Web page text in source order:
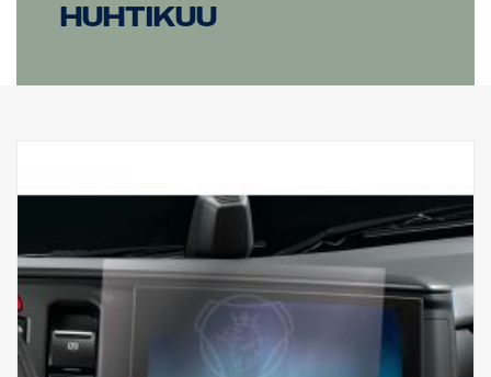
Huhtikuu